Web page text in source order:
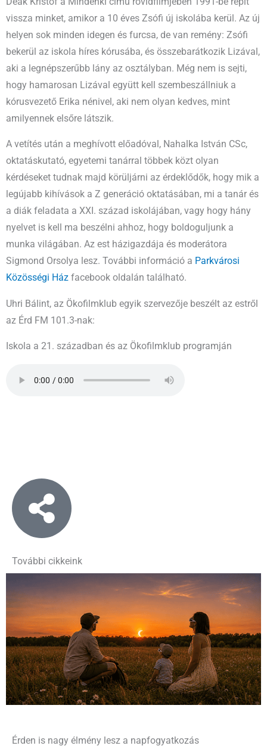
vissza minket, amikor a 10 éves Zsófi új iskolába kerül. Az új
helyen sok minden idegen és furcsa, de van remény: Zsófi
bekerül az iskola híres kórusába, és összebarátkozik Lizával,
aki a legnépszerűbb lány az osztályban. Még nem is sejti,
hogy hamarosan Lizával együtt kell szembeszállniuk a
kórusvezető Erika nénivel, aki nem olyan kedves, mint
amilyennek elsőre látszik.
A vetítés után a meghívott előadóval, Nahalka István CSc,
oktatáskutató, egyetemi tanárral többek közt olyan
kérdéseket tudnak majd körüljárni az érdeklődők, hogy mik a
legújabb kihívások a Z generáció oktatásában, mi a tanár és
a diák feladata a XXI. század iskolájában, vagy hogy hány
nyelvet is kell ma beszélni ahhoz, hogy boldoguljunk a
munka világában. Az est házigazdája és moderátora
Sigmond Orsolya lesz. További információ a Parkvárosi
Közösségi Ház facebook oldalán található.
Uhri Bálint, az Ökofilmklub egyik szervezője beszélt az estről
az Érd FM 101.3-nak:
Iskola a 21. században és az Ökofilmklub programján
További cikkeink
Érden is nagy élmény lesz a napfogyatkozás